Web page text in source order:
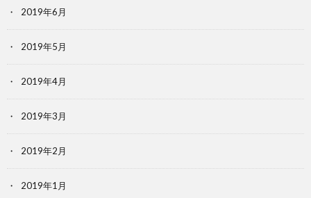
2019年6月
2019年5月
2019年4月
2019年3月
2019年2月
2019年1月